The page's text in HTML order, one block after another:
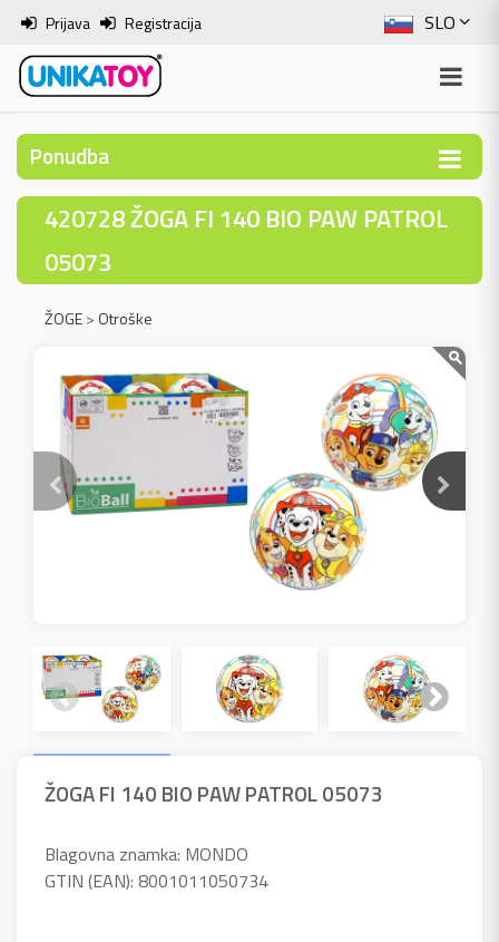
SLO
ENG
ITA
Prijava Registracija
Ponudba
420728 ŽOGA FI 140 BIO PAW PATROL
05073
ŽOGE> Otroške
ŽOGA FI 140 BIO PAW PATROL 05073
Blagovna znamka: MONDO
GTIN (EAN): 8001011050734